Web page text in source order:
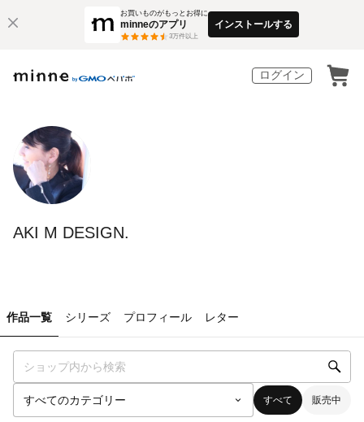
お買いものがもっとお得に
minneのアプリ
3万件以上
インストールする
ログイン
AKI M DESIGN.
作品一覧 シリーズ プロフィール レター
すべて 販売中